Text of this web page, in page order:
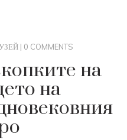
| 0 COMMENTS
на
на